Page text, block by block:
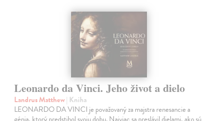
Leonardo da Vinci. Jeho život a dielo
Landrus Matthew| Kniha
LEONARDO DA VINCI je považovaný za majstra renesancie a